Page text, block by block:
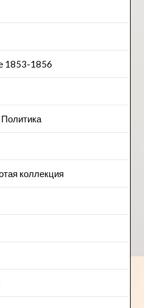
1853-1856
коллекция